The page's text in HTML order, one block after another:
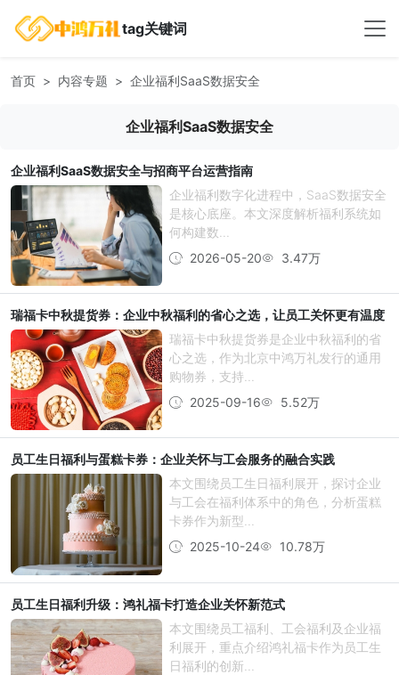
tag关键词
首页 内容专题 企业福利SaaS数据安全
企业福利SaaS数据安全
企业福利SaaS数据安全与招商平台运营指南
企业福利数字化进程中，SaaS数据安全
是核心底座。本文深度解析福利系统如
何构建数...
2026-05-20
3.47万
瑞福卡中秋提货券：企业中秋福利的省心之选，让员工关怀更有温度
瑞福卡中秋提货券是企业中秋福利的省
心之选，作为北京中鸿万礼发行的通用
购物券，支持...
2025-09-16
5.52万
员工生日福利与蛋糕卡券：企业关怀与工会服务的融合实践
本文围绕员工生日福利展开，探讨企业
与工会在福利体系中的角色，分析蛋糕
卡券作为新型...
2025-10-24
10.78万
员工生日福利升级：鸿礼福卡打造企业关怀新范式
本文围绕员工福利、工会福利及企业福
利展开，重点介绍鸿礼福卡作为员工生
日福利的创新...